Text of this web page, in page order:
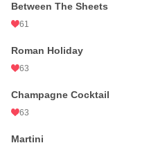
Between The Sheets
61
Roman Holiday
63
Champagne Cocktail
63
Martini